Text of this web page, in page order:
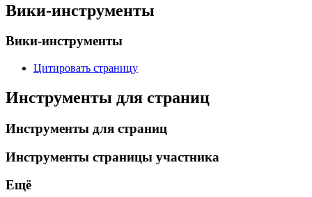
Вики-инструменты
Вики-инструменты
Цитировать страницу
Инструменты для страниц
Инструменты для страниц
Инструменты страницы участника
Ещё